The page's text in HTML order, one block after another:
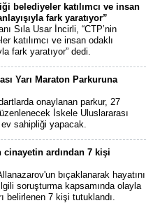
belediyeler katılımcı ve insan
fark yaratıyor”
Sıla Usar İncirli, “CTP’nin
katılımcı ve insan odaklı
fark yaratıyor” dedi.
Yarı Maraton Parkuruna
onaylanan parkur, 27
İskele Uluslararası
ev sahipliği yapacak.
cinayetin ardından 7 kişi
bıçaklanarak hayatını
soruşturma kapsamında olayla
belirlenen 7 kişi tutuklandı.